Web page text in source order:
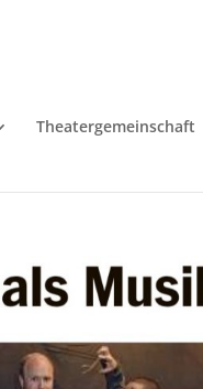
Theatergemeinschaft